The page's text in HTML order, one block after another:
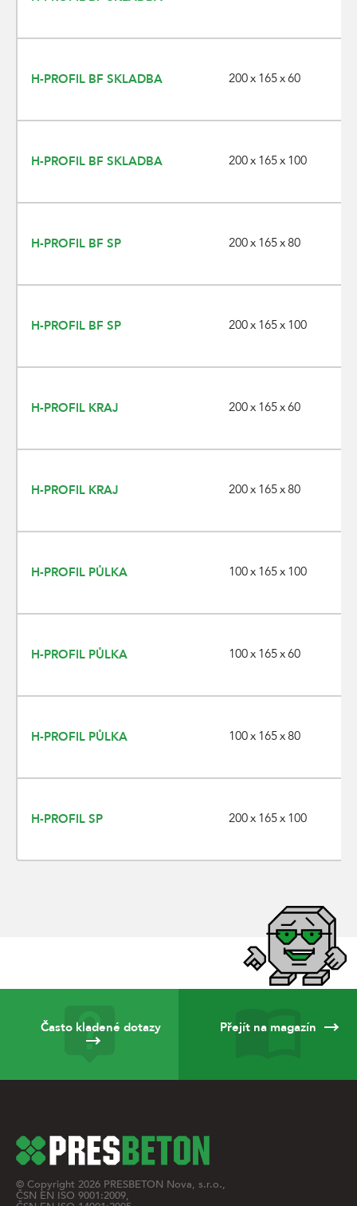
H-PROFIL BF SKLADBA 200 x 165 x 60
H-PROFIL BF SKLADBA 200 x 165 x 100
H-PROFIL BF SP 200 x 165 x 80
H-PROFIL BF SP 200 x 165 x 100
H-PROFIL KRAJ 200 x 165 x 60
H-PROFIL KRAJ 200 x 165 x 80
H-PROFIL PŮLKA 100 x 165 x 100
H-PROFIL PŮLKA 100 x 165 x 60
H-PROFIL PŮLKA 100 x 165 x 80
H-PROFIL SP 200 x 165 x 100
Často kladené dotazy Přejít na magazín
© Copyright 2026 PRESBETON Nova, s.r.o.,
ČSN EN ISO 9001:2009,